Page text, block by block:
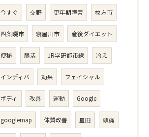
今すぐ 交野 更年期障害 枚方市
四条畷市 寝屋川市 産後ダイエット
便秘 腸活 JR学研都市線 冷え
インディバ 効果 フェイシャル
ボディ 改善 運動 Google
googlemap 体質改善 星田 頭痛